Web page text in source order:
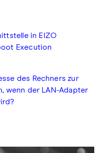
in EIZO
Execution
des Rechners zur
wenn der LAN-Adapter